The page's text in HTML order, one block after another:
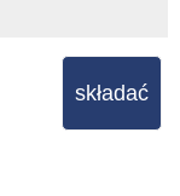
składać